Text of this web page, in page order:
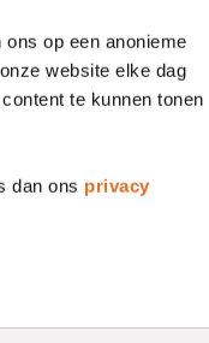
op een anonieme
website elke dag
te kunnen tonen
dan ons privacy